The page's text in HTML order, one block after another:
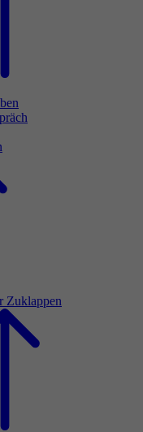
Zuklappen